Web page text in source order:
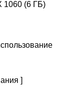
1060 (6 ГБ)
]